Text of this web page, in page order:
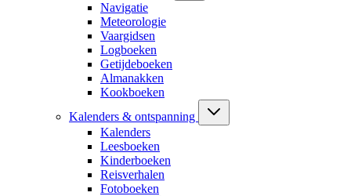
Navigatie
Meteorologie
Vaargidsen
Logboeken
Getijdeboeken
Almanakken
Kookboeken
Kalenders & ontspanning
Kalenders
Leesboeken
Kinderboeken
Reisverhalen
Fotoboeken